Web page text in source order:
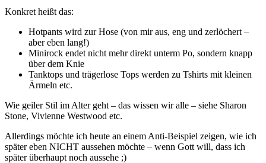
Konkret heißt das:
Hotpants wird zur Hose (von mir aus, eng und zerlöchert –
aber eben lang!)
Minirock endet nicht mehr direkt unterm Po, sondern knapp
über dem Knie
Tanktops und trägerlose Tops werden zu Tshirts mit kleinen
Ärmeln etc.
Wie geiler Stil im Alter geht – das wissen wir alle – siehe Sharon
Stone, Vivienne Westwood etc.
Allerdings möchte ich heute an einem Anti-Beispiel zeigen, wie ich
später eben NICHT aussehen möchte – wenn Gott will, dass ich
später überhaupt noch aussehe ;)